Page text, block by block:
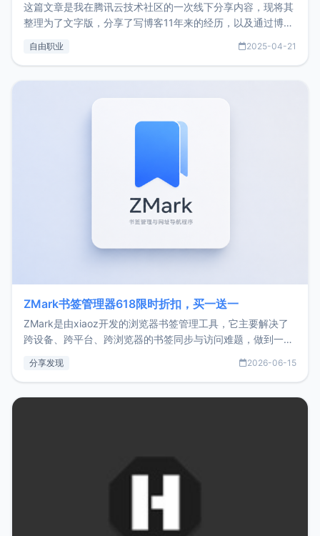
这篇文章是我在腾讯云技术社区的一次线下分享内容，现将其
整理为了文字版，分享了写博客11年来的经历，以及通过博客
了我的首个产品ImgURL的真实数据和产品现状。自我介绍大
自由职业 2025-04-21
ZMark书签管理器618限时折扣，买一送一
ZMark是由xiaoz开发的浏览器书签管理工具，它主要解决了
跨设备、跨平台、跨浏览器的书签同步与访问难题，做到一处
用，让管理更高效。ZMark官网地址：
分享发现 2026-06-15